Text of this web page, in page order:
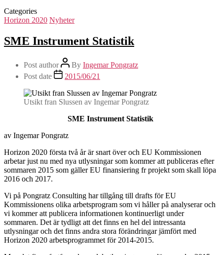
Categories
Horizon 2020 Nyheter
SME Instrument Statistik
Post author By Ingemar Pongratz
Post date
2015/06/21
Utsikt fran Slussen av Ingemar Pongratz
SME Instrument Statistik
av Ingemar Pongratz
Horizon 2020 första två år är snart över och EU Kommissionen
arbetar just nu med nya utlysningar som kommer att publiceras efter
sommaren 2015 som gäller EU finansiering fr projekt som skall löpa
2016 och 2017.
Vi på Pongratz Consulting har tillgång till drafts för EU
Kommissionens olika arbetsprogram som vi håller på analyserar och
vi kommer att publicera informationen kontinuerligt under
sommaren. Det är tydligt att det finns en hel del intressanta
utlysningar och det finns andra stora förändringar jämfört med
Horizon 2020 arbetsprogrammet för 2014-2015.